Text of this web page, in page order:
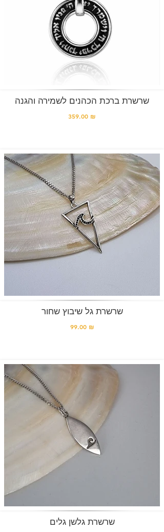
שרשרת ברכת הכהנים לשמירה והגנה
359.00 ₪
שרשרת גל שיבוץ שחור
99.00 ₪
שרשרת גלשן גלים